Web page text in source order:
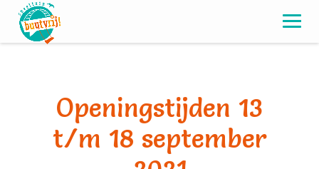
Skip
content
Openingstijden 13
t/m 18 september